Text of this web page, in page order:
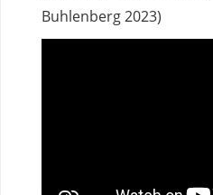
Buhlenberg 2023)